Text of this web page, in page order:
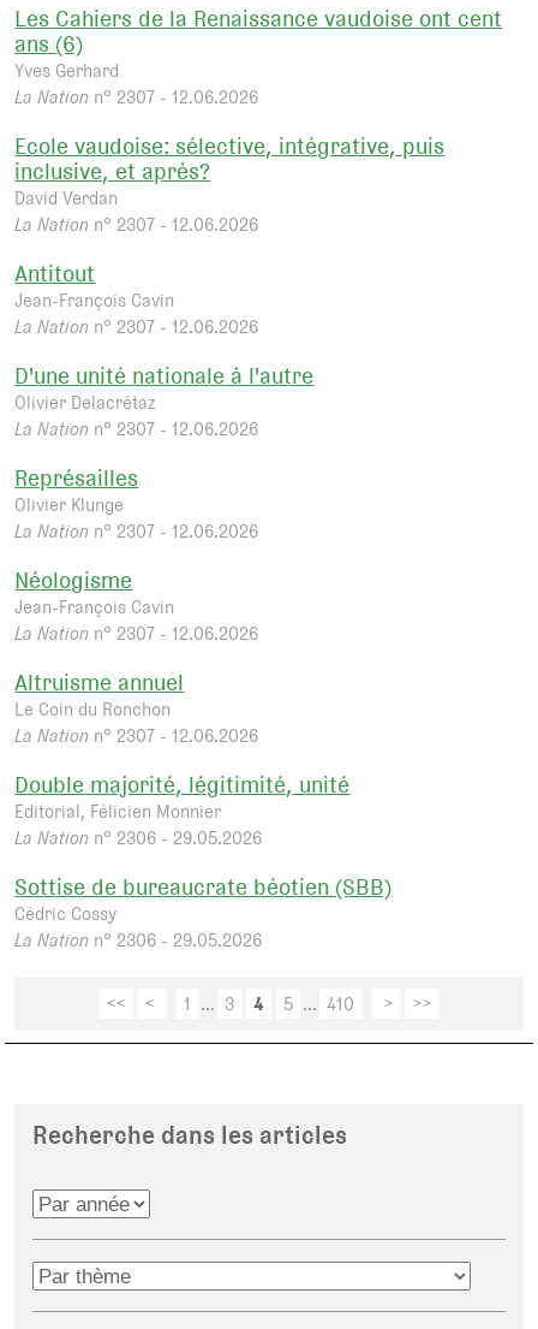
Les Cahiers de la Renaissance vaudoise ont cent
ans (6)
Yves Gerhard
La Nation n° 2307 - 12.06.2026
Ecole vaudoise: sélective, intégrative, puis
inclusive, et après?
David Verdan
La Nation n° 2307 - 12.06.2026
Antitout
Jean-François Cavin
La Nation n° 2307 - 12.06.2026
D'une unité nationale à l'autre
Olivier Delacrétaz
La Nation n° 2307 - 12.06.2026
Représailles
Olivier Klunge
La Nation n° 2307 - 12.06.2026
Néologisme
Jean-François Cavin
La Nation n° 2307 - 12.06.2026
Altruisme annuel
Le Coin du Ronchon
La Nation n° 2307 - 12.06.2026
Double majorité, légitimité, unité
Editorial, Félicien Monnier
La Nation n° 2306 - 29.05.2026
Sottise de bureaucrate béotien (SBB)
Cédric Cossy
La Nation n° 2306 - 29.05.2026
<< < 1 ... 3 4 5 ... 410 > >>
Recherche dans les articles